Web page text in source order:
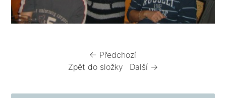
← Předchozí
Zpět do složky
Další →